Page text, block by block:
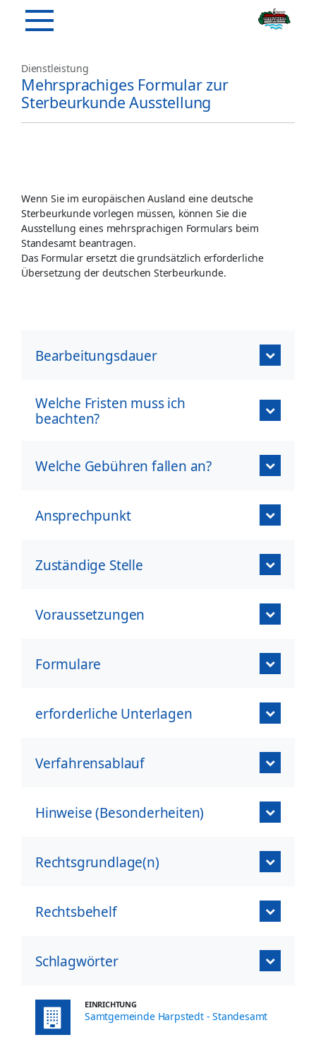
Dienstleistung
Mehrsprachiges Formular zur
Sterbeurkunde Ausstellung
Wenn Sie im europäischen Ausland eine deutsche
Sterbeurkunde vorlegen müssen, können Sie die
Ausstellung eines mehrsprachigen Formulars beim
Standesamt beantragen.
Das Formular ersetzt die grundsätzlich erforderliche
Übersetzung der deutschen Sterbeurkunde.
Bearbeitungsdauer
Welche Fristen muss ich
beachten?
Welche Gebühren fallen an?
Ansprechpunkt
Zuständige Stelle
Voraussetzungen
Formulare
erforderliche Unterlagen
Verfahrensablauf
Hinweise (Besonderheiten)
Rechtsgrundlage(n)
Rechtsbehelf
Schlagwörter
EINRICHTUNG
Samtgemeinde Harpstedt - Standesamt